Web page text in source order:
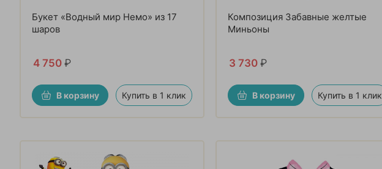
Букет «Водный мир Немо» из 17
шаров
4 750 ₽
В корзину Купить в 1 клик
Композиция Забавные желтые
Миньоны
3 730 ₽
В корзину Купить в 1 клик